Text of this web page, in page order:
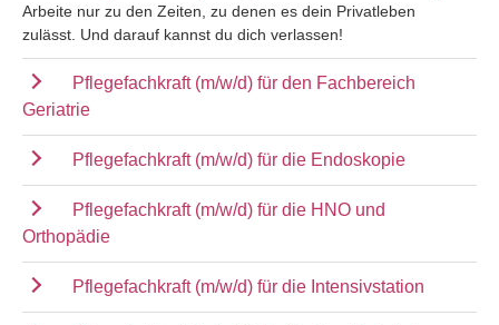
Arbeite nur zu den Zeiten, zu denen es dein Privatleben
zulässt. Und darauf kannst du dich verlassen!
Pflegefachkraft (m/w/d) für den Fachbereich
Geriatrie
Pflegefachkraft (m/w/d) für die Endoskopie
Pflegefachkraft (m/w/d) für die HNO und
Orthopädie
Pflegefachkraft (m/w/d) für die Intensivstation